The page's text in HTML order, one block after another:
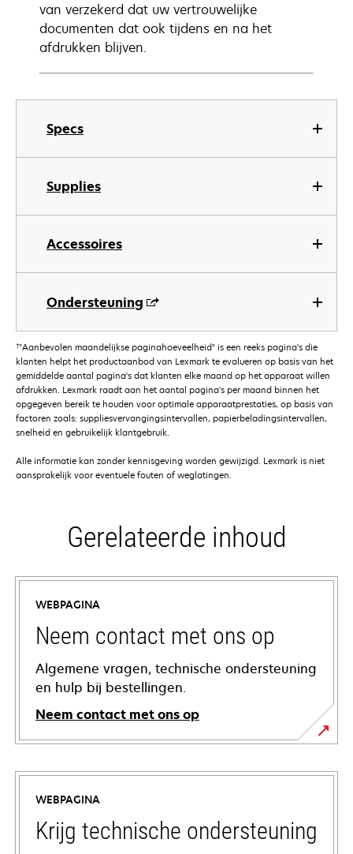
Specs
Supplies
Accessoires
Ondersteuning
van verzekerd dat uw vertrouwelijke
documenten dat ook tijdens en na het
afdrukken blijven.
†"Aanbevolen maandelijkse paginahoeveelheid" is een reeks pagina's die
klanten helpt het productaanbod van Lexmark te evalueren op basis van het
gemiddelde aantal pagina's dat klanten elke maand op het apparaat willen
afdrukken. Lexmark raadt aan het aantal pagina's per maand binnen het
opgegeven bereik te houden voor optimale apparaatprestaties, op basis van
factoren zoals: suppliesvervangingsintervallen, papierbeladingsintervallen,
snelheid en gebruikelijk klantgebruik.
Alle informatie kan zonder kennisgeving worden gewijzigd. Lexmark is niet
aansprakelijk voor eventuele fouten of weglatingen.
Gerelateerde inhoud
WEBPAGINA
Neem contact met ons op
Algemene vragen, technische ondersteuning
en hulp bij bestellingen.
Neem contact met ons op
WEBPAGINA
Krijg technische ondersteuning